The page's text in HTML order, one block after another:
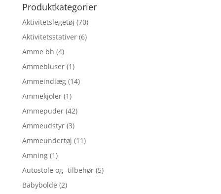
Produktkategorier
Aktivitetslegetøj (70)
Aktivitetsstativer (6)
Amme bh (4)
Ammebluser (1)
Ammeindlæg (14)
Ammekjoler (1)
Ammepuder (42)
Ammeudstyr (3)
Ammeundertøj (11)
Amning (1)
Autostole og -tilbehør (5)
Babybolde (2)